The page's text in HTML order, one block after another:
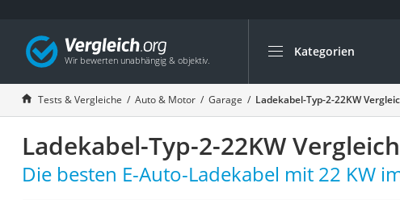
Kategorien
Die beliebtesten
Auto & Motor
Fahrradträger-
Fahrradträger
Fahrradträger
Tests & Vergleiche Auto & Motor Garage Ladekabel-Typ-2-22KW
Ladekabel-Typ-2-22KW
Die besten E-Auto-Ladekabel mit 22 KW